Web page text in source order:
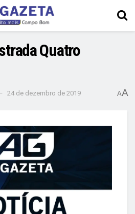
Quatro
24 de dezembro de 2019 AA